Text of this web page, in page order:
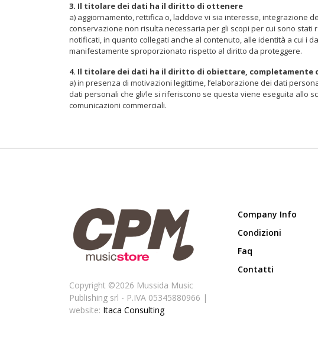
3. Il titolare dei dati ha il diritto di ottenere
a) aggiornamento, rettifica o, laddove vi sia interesse, integrazione
conservazione non risulta necessaria per gli scopi per cui sono
notificati, in quanto collegati anche al contenuto, alle identità a cui i
manifestamente sproporzionato rispetto al diritto da proteggere.
4. Il titolare dei dati ha il diritto di obiettare, completamente
a) in presenza di motivazioni legittime, l’elaborazione dei dati
dati personali che gli/le si riferiscono se questa viene eseguita allo
comunicazioni commerciali.
Copyright ©2026 Mussida Music
Publishing srl - P.IVA 05345880966 |
website: Itaca Consulting
Company Info
Condizioni
Faq
Contatti